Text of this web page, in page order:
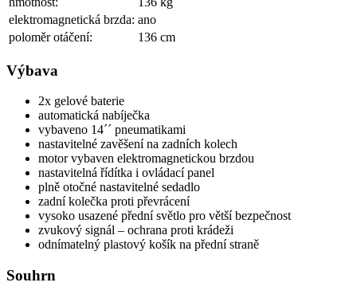
elektromagnetická brzda: ano
poloměr otáčení:
136 cm
Výbava
2x gelové baterie
automatická nabíječka
vybaveno 14´´ pneumatikami
nastavitelné zavěšení na zadních kolech
motor vybaven elektromagnetickou brzdou
nastavitelná řídítka i ovládací panel
plně otočné nastavitelné sedadlo
zadní kolečka proti převrácení
vysoko usazené přední světlo pro větší bezpečnost
zvukový signál – ochrana proti krádeži
odnímatelný plastový košík na přední straně
Souhrn